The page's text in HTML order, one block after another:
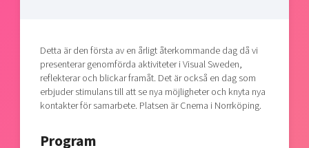
Current offers and activities
Funding opportunities
Reach out to us
Detta är den första av en årligt återkommande dag då vi
presenterar genomförda aktiviteter i Visual Sweden,
reflekterar och blickar framåt. Det är också en dag som
erbjuder stimulans till att se nya möjligheter och knyta nya
kontakter för samarbete. Platsen är Cnema i Norrköping.
Program